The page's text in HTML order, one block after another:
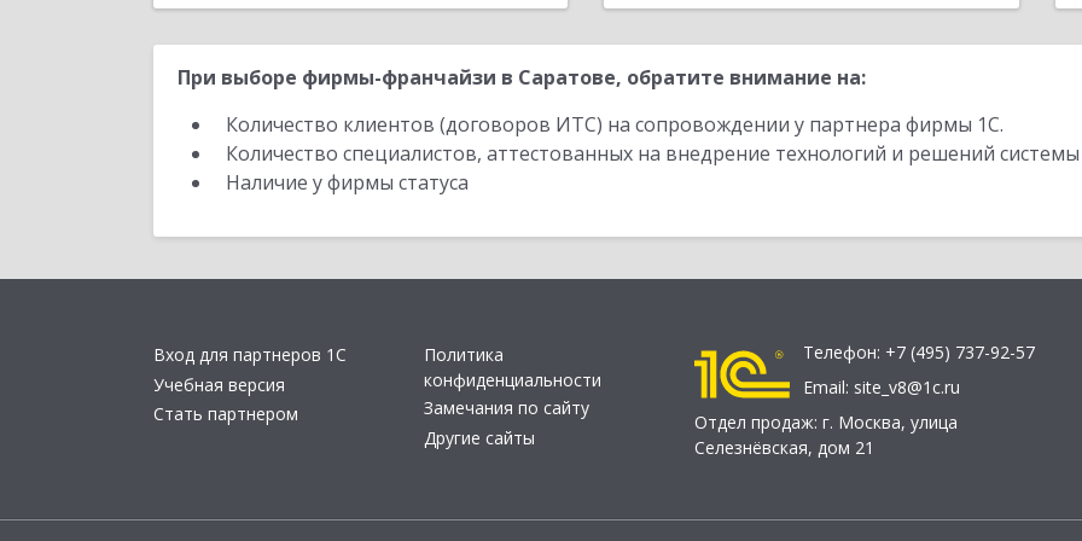
При выборе фирмы-франчайзи в Саратове, обратите внимание на:
Количество клиентов (договоров ИТС) на сопровождении у партнера фирмы 1С.
Количество специалистов, аттестованных на внедрение технологий и решений
Наличие у фирмы статуса
Вход для партнеров 1С
Учебная версия
Стать партнером
Политика
конфиденциальности
Замечания по сайту
Другие сайты
Телефон: +7 (495) 737-92-57
Email: site_v8@1c.ru
Отдел продаж: г. Москва, улица
Селезнёвская, дом 21